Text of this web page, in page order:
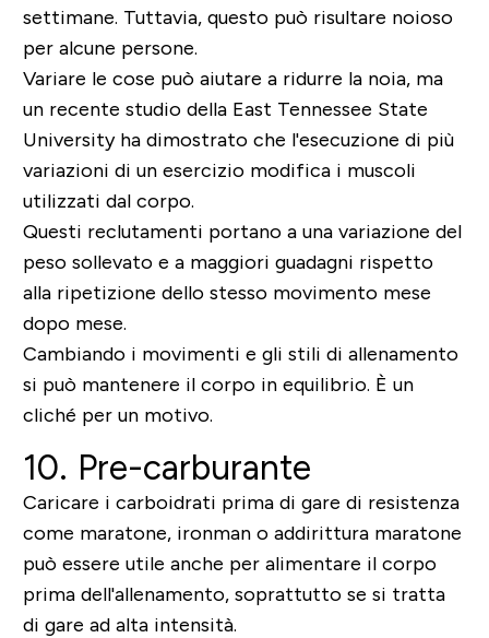
settimane. Tuttavia, questo può risultare noioso
per alcune persone.
Variare le cose può aiutare a ridurre la noia, ma
un recente studio della East Tennessee State
University ha dimostrato che l'esecuzione di più
variazioni di un esercizio modifica i muscoli
utilizzati dal corpo.
Questi reclutamenti portano a una variazione del
peso sollevato e a maggiori guadagni rispetto
alla ripetizione dello stesso movimento mese
dopo mese.
Cambiando i movimenti e gli stili di allenamento
si può mantenere il corpo in equilibrio. È un
cliché per un motivo.
10. Pre-carburante
Caricare i carboidrati prima di gare di resistenza
come maratone, ironman o addirittura maratone
può essere utile anche per alimentare il corpo
prima dell'allenamento, soprattutto se si tratta
di gare ad alta intensità.